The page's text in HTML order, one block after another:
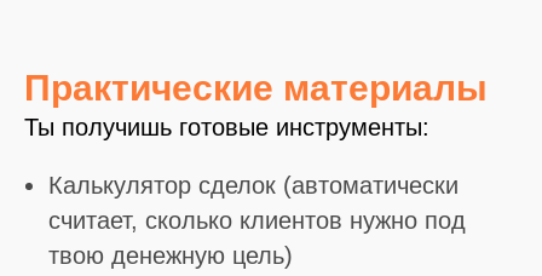
Практические материалы
Ты получишь готовые инструменты:
Калькулятор сделок (автоматически
считает, сколько клиентов нужно под
твою денежную цель)